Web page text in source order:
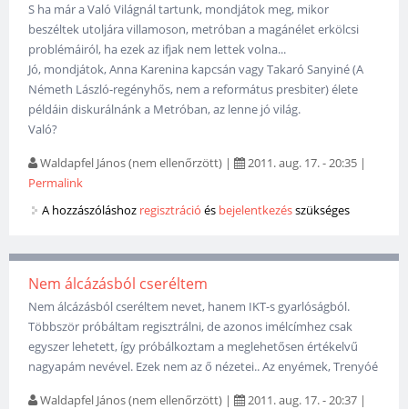
S ha már a Való Világnál tartunk, mondjátok meg, mikor
beszéltek utoljára villamoson, metróban a magánélet erkölcsi
problémáiról, ha ezek az ifjak nem lettek volna...
Jó, mondjátok, Anna Karenina kapcsán vagy Takaró Sanyiné (A
Németh László-regényhős, nem a református presbiter) élete
példáin diskurálnánk a Metróban, az lenne jó világ.
Való?
Waldapfel János (nem ellenőrzött) | 2011. aug. 17. - 20:35 |
Permalink
A hozzászóláshoz regisztráció és bejelentkezésszükséges
Nem álcázásból cseréltem
Nem álcázásból cseréltem nevet, hanem IKT-s gyarlóságból.
Többször próbáltam regisztrálni, de azonos imélcímhez csak
egyszer lehetett, így próbálkoztam a meglehetősen értékelvű
nagyapám nevével. Ezek nem az ő nézetei.. Az enyémek, Trenyóé
Waldapfel János (nem ellenőrzött) | 2011. aug. 17. - 20:37 |